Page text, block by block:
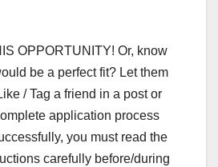
OPPORTUNITY! Or, know
be a perfect fit? Let them
/ Tag a friend in a post or
application process
you must read the
carefully before/during